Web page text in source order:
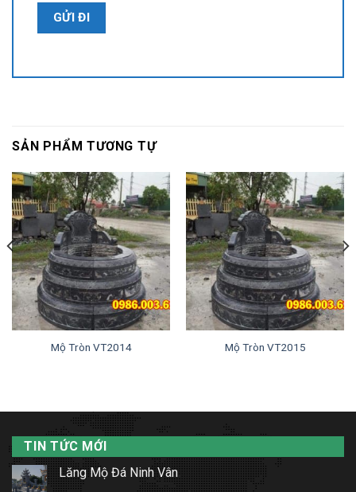
SẢN PHẨM TƯƠNG TỰ
Mộ Tròn VT2014 Mộ Tròn VT2015
TIN TỨC MỚI
Lăng Mộ Đá Ninh Vân